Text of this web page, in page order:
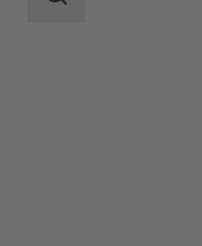
Champ